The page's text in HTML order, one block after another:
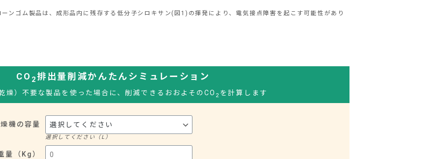
ンゴム製品は、成形品内に残存する低分子シロキサン(図1)の揮発により、電気接点障害を起こす可能性があり
CO 2 排出量削減かんたんシミュレーション
燥）不要な製品を使った場合に、削減できるおおよそのCO 2 を計算します
機の容量
選択してください（L）​
量（Kg）